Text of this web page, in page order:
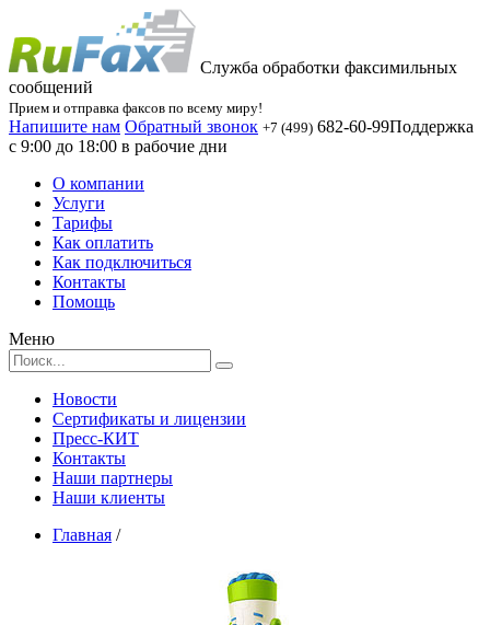
Служба обработки факсимильных
сообщений
Прием и отправка факсов по всему миру!
Напишите нам Обратный звонок +7 (499) 682-60-99Поддержка
с 9:00 до 18:00 в рабочие дни
О компании
Услуги
Тарифы
Как оплатить
Как подключиться
Контакты
Помощь
Меню
Новости
Сертификаты и лицензии
Пресс-КИТ
Контакты
Наши партнеры
Наши клиенты
Главная /